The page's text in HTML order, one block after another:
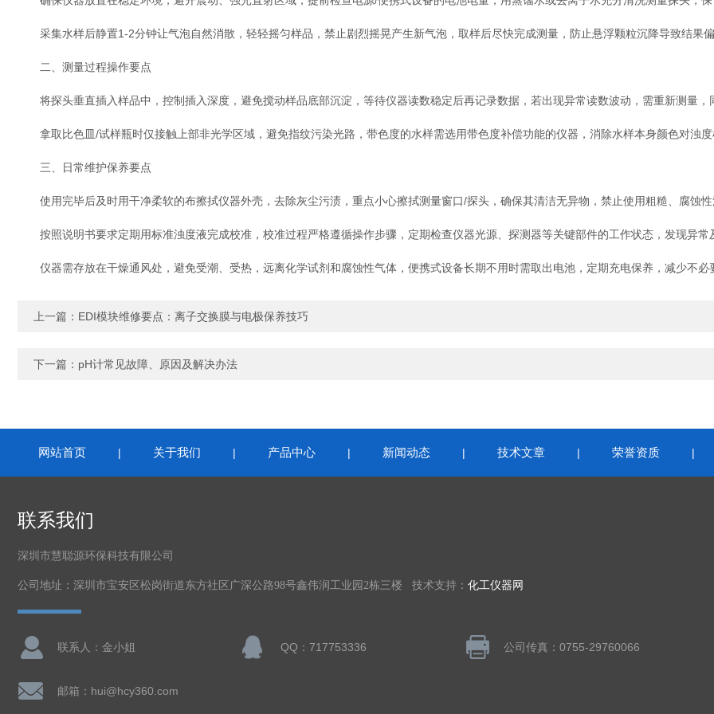
采集水样后静置1-2分钟让气泡自然消散，轻轻摇匀样品，禁止剧烈摇晃产生新气泡，取样后尽快完成测量，防止悬浮颗粒沉降导致结果
二、测量过程操作要点
将探头垂直插入样品中，控制插入深度，避免搅动样品底部沉淀，等待仪器读数稳定后再记录数据，若出现异常读数波动，需重新测量，
拿取比色皿/试样瓶时仅接触上部非光学区域，避免指纹污染光路，带色度的水样需选用带色度补偿功能的仪器，消除水样本身颜色对浊
三、日常维护保养要点
使用完毕后及时用干净柔软的布擦拭仪器外壳，去除灰尘污渍，重点小心擦拭测量窗口/探头，确保其清洁无异物，禁止使用粗糙、腐蚀
按照说明书要求定期用标准浊度液完成校准，校准过程严格遵循操作步骤，定期检查仪器光源、探测器等关键部件的工作状态，发现异常
仪器需存放在干燥通风处，避免受潮、受热，远离化学试剂和腐蚀性气体，便携式设备长期不用时需取出电池，定期充电保养，减少不必
上一篇： EDI模块维修要点：离子交换膜与电极保养技巧
下一篇： pH计常见故障、原因及解决办法
网站首页 | 关于我们 | 产品中心 | 新闻动态 | 技术文章 | 荣誉资质 |
联系我们
深圳市慧聪源环保科技有限公司
公司地址：深圳市宝安区松岗街道东方社区广深公路98号鑫伟润工业园2栋三楼 技术支持： 化工仪器网
联系人：金小姐 QQ：717753336 公司传真：0755-29760066
邮箱：hui@hcy360.com